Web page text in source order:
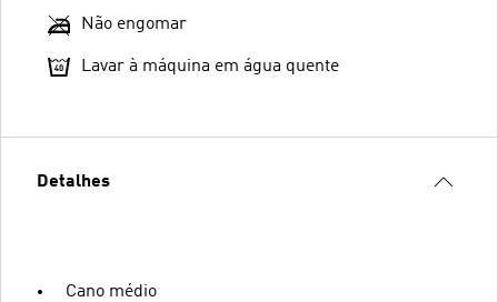
Não engomar
Lavar à máquina em água quente
Detalhes
Cano médio